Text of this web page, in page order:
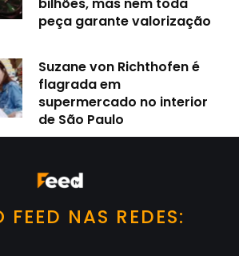
bilhões, mas nem toda
peça garante valorização
Suzane von Richthofen é
flagrada em
supermercado no interior
de São Paulo
FEED NAS REDES: